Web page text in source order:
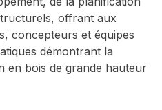
offrant aux
concepteurs et équipes
démontrant la
en bois de grande hauteur